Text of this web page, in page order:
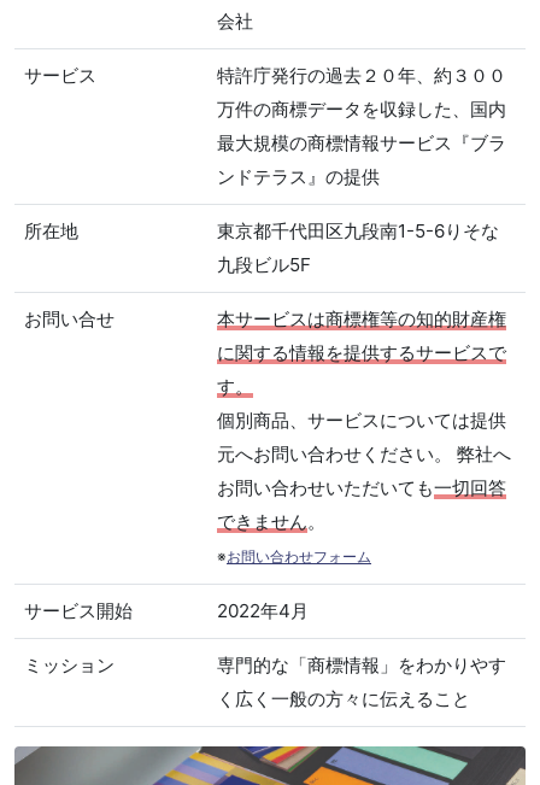
会社
サービス
特許庁発行の過去２０年、約３００
万件の商標データを収録した、国内
最大規模の商標情報サービス『ブラ
ンドテラス』の提供
所在地
東京都千代田区九段南1-5-6りそな
九段ビル5F
お問い合せ
本サービスは商標権等の知的財産権
に関する情報を提供するサービスで
す。
個別商品、サービスについては提供
元へお問い合わせください。 弊社へ
お問い合わせいただいても一切回答
できません。
※お問い合わせフォーム
サービス開始 2022年4月
ミッション
専門的な「商標情報」をわかりやす
く広く一般の方々に伝えること